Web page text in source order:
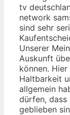
tv
network
sind sehr
Unserer
Auskunft
können.
Haltbarkeit
allgemein
dürfen, dass
geblieben